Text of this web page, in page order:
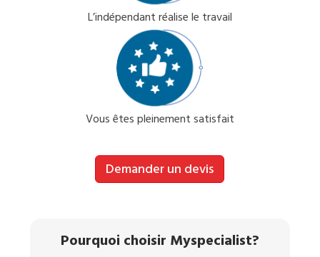
L’indépendant réalise le travail
Vous êtes pleinement satisfait
Demander un devis
Pourquoi choisir Myspecialist?